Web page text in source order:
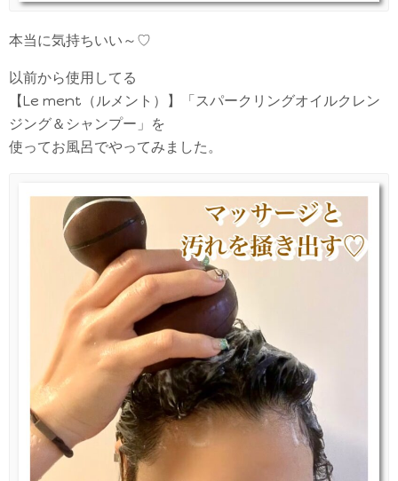
本当に気持ちいい～♡
以前から使用してる
【Le ment（ルメント）】「スパークリングオイルクレン
ジング＆シャンプー」を
使ってお風呂でやってみました。